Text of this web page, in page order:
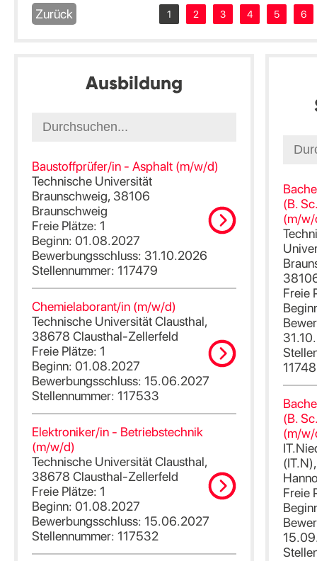
Zurück 1 2 3 4 5 6
Ausbildung
Baustoffprüfer/in - Asphalt (m/w/d)
Technische Universität
Braunschweig, 38106
Braunschweig
Freie Plätze: 1
Beginn: 01.08.2027
Bewerbungsschluss: 31.10.2026
Stellennummer: 117479
Chemielaborant/in (m/w/d)
Technische Universität Clausthal,
38678 Clausthal-Zellerfeld
Freie Plätze: 1
Beginn: 01.08.2027
Bewerbungsschluss: 15.06.2027
Stellennummer: 117533
Elektroniker/in - Betriebstechnik
(m/w/d)
Technische Universität Clausthal,
38678 Clausthal-Zellerfeld
Freie Plätze: 1
Beginn: 01.08.2027
Bewerbungsschluss: 15.06.2027
Stellennummer: 117532
(B.
(m/
Freie
(B.
(m/
Freie